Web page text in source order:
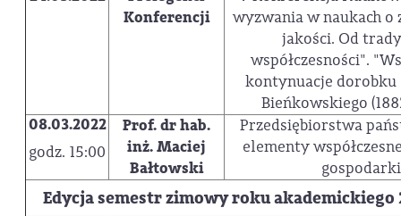
Konferencji
wyzwania w naukach o
jakości. Od
współczesności".
kontynuacje dorobku
Bieńkowskiego
08.03.2022
godz. 15:00
Prof. dr hab.
inż. Maciej
Bałtowski
Przedsiębiorstwa
elementy
gospodarki
Edycja semestr zimowy roku akademickiego